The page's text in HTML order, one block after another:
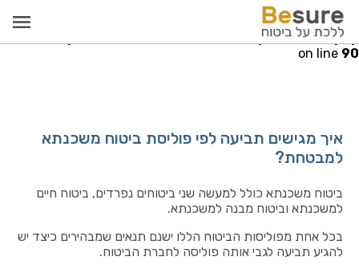
: Invalid argument supplied for foreach() in
public_html/src/models/PayCallModel.php
on line 90
איך מגישים תביעה לפי פוליסת ביטוח משכנתא
למבטחת?
ביטוח משכנתא כולל למעשה שני ביטוחים נפרדים, ביטוח חיים
למשכנתא וביטוח מבנה למשכנתא.
בכל אחת מפוליסות הביטוח הללו ישנם תנאים שמבהירים כיצד יש
להגיע תביעה לגבי אותה פוליסה לחברת הביטוח.